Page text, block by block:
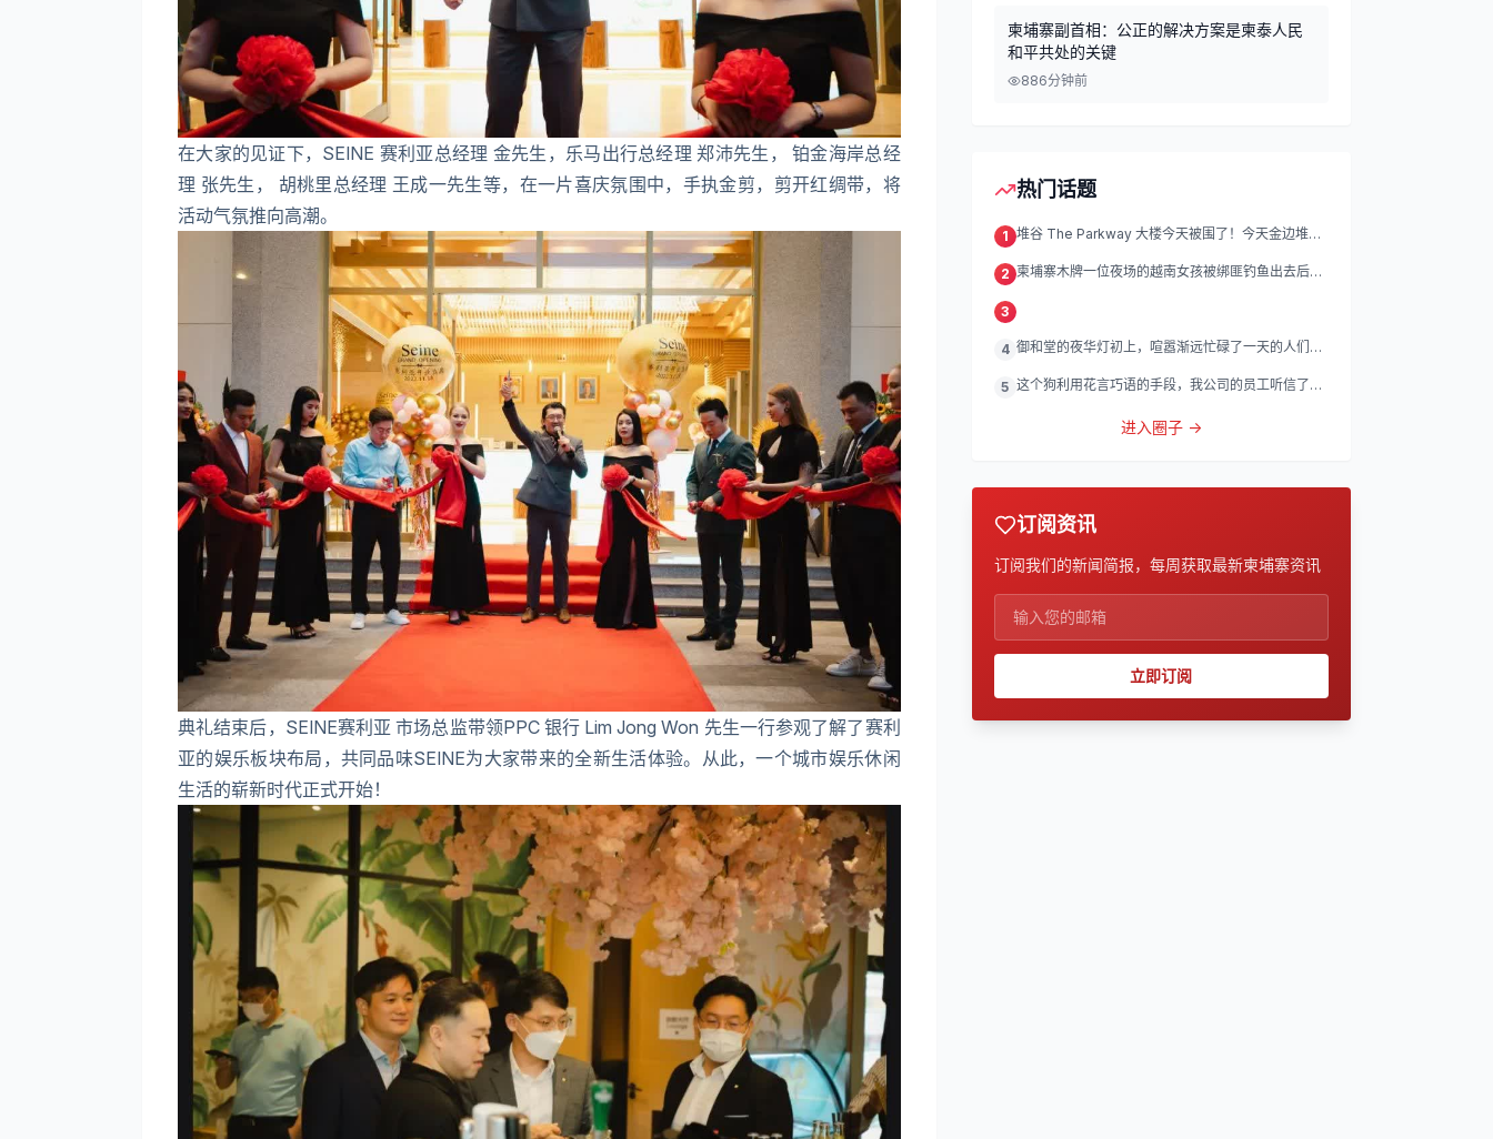
在大家的见证下，SEINE 赛利亚总经理 金先生，乐马出行总经理 郑沛先生， 铂金海岸总经
理 张先生， 胡桃里总经理 王成一先生等，在一片喜庆氛围中，手执金剪，剪开红绸带，将
活动气氛推向高潮。
典礼结束后，SEINE赛利亚 市场总监带领PPC 银行 Lim Jong Won 先生一行参观了解了赛利
亚的娱乐板块布局，共同品味SEINE为大家带来的全新生活体验。从此，一个城市娱乐休闲
生活的崭新时代正式开始！
柬埔寨副首相：公正的解决方案是柬泰人民
和平共处的关键
886分钟前
热门话题
1 堆谷 The Parkway 大楼今天被围了！今天金边堆谷
2 柬埔寨木牌一位夜场的越南女孩被绑匪钓鱼出去后遭
3
4 御和堂的夜华灯初上，喧嚣渐远忙碌了一天的人们渐
5 这个狗利用花言巧语的手段，我公司的员工听信了他
进入圈子 →
订阅资讯
订阅我们的新闻简报，每周获取最新柬埔寨资讯
立即订阅